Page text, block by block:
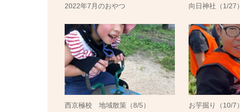
2022年7月のおやつ 向日神社（1/27）
西京極校 地域散策（8/5） お芋掘り（10/7）